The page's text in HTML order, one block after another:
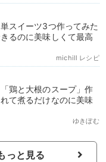
スイーツ3つ作ってみた
るのに美味しくて最高
michill レシピ
鶏と大根のスープ」作
て煮るだけなのに美味
ゆきぼむ
っと見る